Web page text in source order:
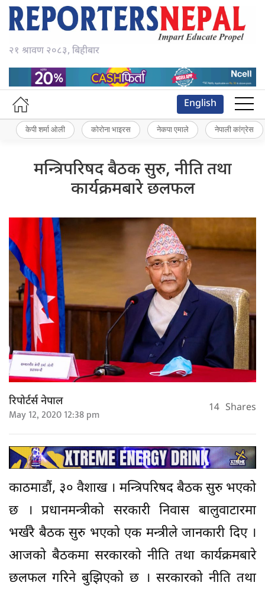
२१ श्रावण २०८३, बिहीबार
English
केपी शर्मा ओली कोरोना भाइरस नेकपा एमाले नेपाली कांग्रेस
मन्त्रिपरिषद बैठक सुरु, नीति तथा
कार्यक्रमबारे छलफल
रिपोर्टर्स नेपाल
May 12, 2020 12:38 pm 14 Shares
काठमाडौं, ३० वैशाख । मन्त्रिपरिषद बैठक सुरु भएको
छ । प्रधानमन्त्रीको सरकारी निवास बालुवाटारमा
भर्खरै बैठक सुरु भएको एक मन्त्रीले जानकारी दिए ।
आजको बैठकमा सरकारको नीति तथा कार्यक्रमबारे
छलफल गरिने बुझिएको छ । सरकारको नीति तथा